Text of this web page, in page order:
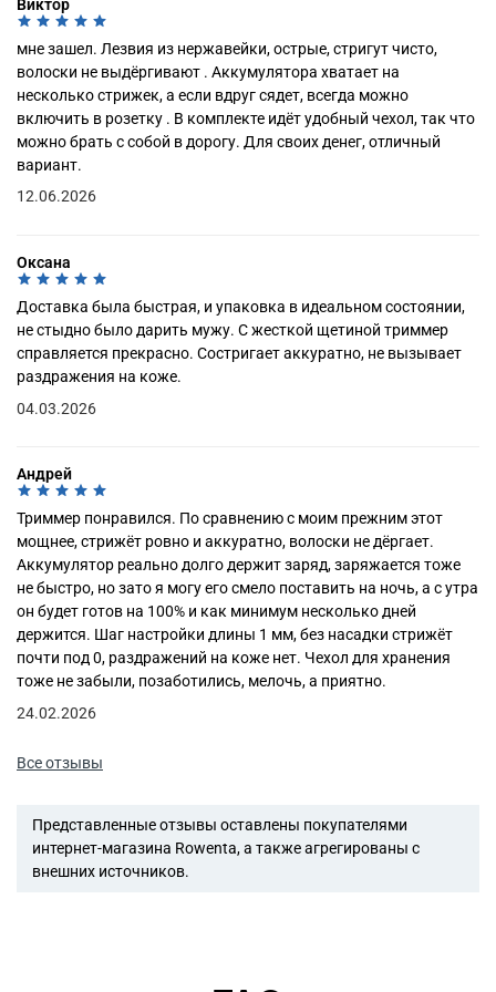
Виктор
мне зашел. Лезвия из нержавейки, острые, стригут чисто,
волоски не выдёргивают . Аккумулятора хватает на
несколько стрижек, а если вдруг сядет, всегда можно
включить в розетку . В комплекте идёт удобный чехол, так что
можно брать с собой в дорогу. Для своих денег, отличный
вариант.
12.06.2026
Оксана
Доставка была быстрая, и упаковка в идеальном состоянии,
не стыдно было дарить мужу. С жесткой щетиной триммер
справляется прекрасно. Состригает аккуратно, не вызывает
раздражения на коже.
04.03.2026
Андрей
Триммер понравился. По сравнению с моим прежним этот
мощнее, стрижёт ровно и аккуратно, волоски не дёргает.
Аккумулятор реально долго держит заряд, заряжается тоже
не быстро, но зато я могу его смело поставить на ночь, а с утра
он будет готов на 100% и как минимум несколько дней
держится. Шаг настройки длины 1 мм, без насадки стрижёт
почти под 0, раздражений на коже нет. Чехол для хранения
тоже не забыли, позаботились, мелочь, а приятно.
24.02.2026
Все отзывы
Представленные отзывы оставлены покупателями
интернет-магазина Rowenta, а также агрегированы с
внешних источников.